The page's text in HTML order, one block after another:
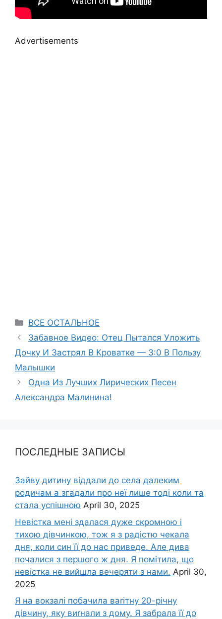
Advertisements
Categories
ВСЕ ОСТАЛЬНОЕ
Забавное Видео: Отец Пытался Уложить
Дочку И Застрял В Кроватке — 3:0 В Пользу
Малышки
Одна Из Лучших Лирических Песен
Александра Малинина!
ПОСЛЕДНЫЕ ЗАПИСЫ
Зайву дитину віддали до села далеким
родичам а згадали про неї лише тоді коли та
стала успішною April 30, 2025
Невістка мені здалася дуже скромною і
тихою дівчинкою, тож я з радістю чекала
дня, коли син її до нас приведе. Але дива
почалися з першого ж дня. Я помітила, що
невістка не вийшла вечеряти з нами. April 30,
2025
Я на вокзалі побачила ваrітну 20-річну
дівчину, яку виrнали з дому. Я забрала її до